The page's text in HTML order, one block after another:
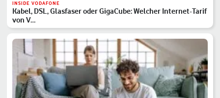
INSIDE VODAFONE
Kabel, DSL, Glasfaser oder GigaCube: Welcher Internet-Tarif
von V…